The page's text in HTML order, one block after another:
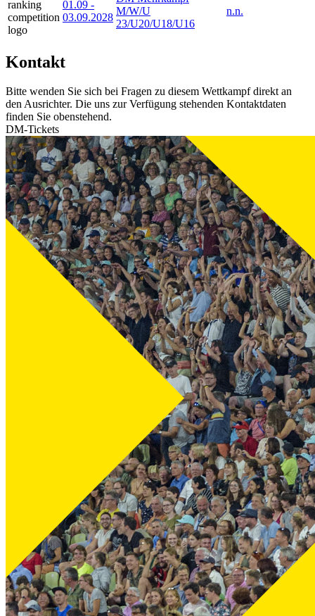
01.09 -
03.09.2028
M/W/U
23/U20/U18/U16
n.n.
Kontakt
Bitte wenden Sie sich bei Fragen zu diesem Wettkampf direkt an
den Ausrichter. Die uns zur Verfügung stehenden Kontaktdaten
finden Sie obenstehend.
DM-Tickets